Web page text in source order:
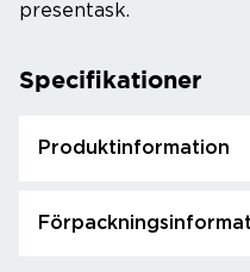
presentask.
Specifikationer
Produktinformation